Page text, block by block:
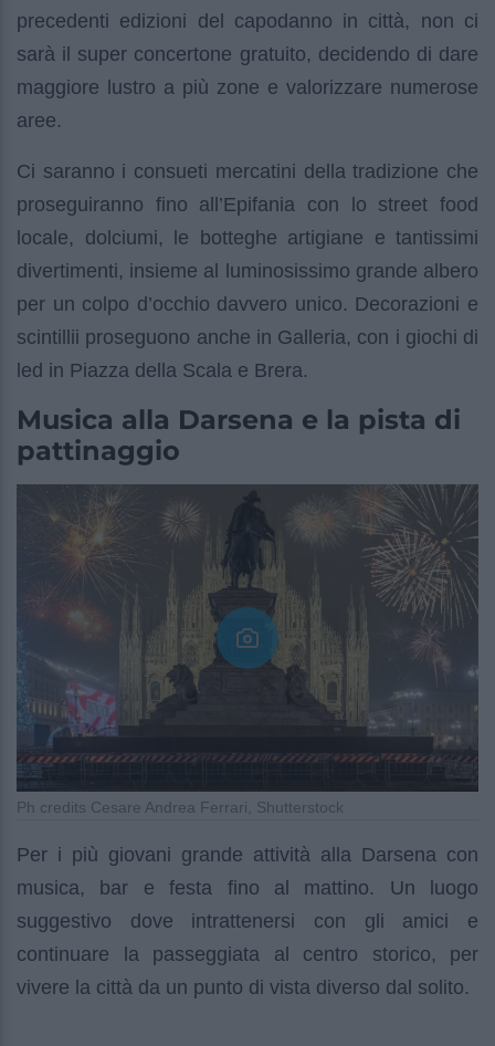
precedenti edizioni del capodanno in città, non ci
sarà il super concertone gratuito, decidendo di dare
maggiore lustro a più zone e valorizzare numerose
aree.
Ci saranno i consueti mercatini della tradizione che
proseguiranno fino all’Epifania con lo street food
locale, dolciumi, le botteghe artigiane e tantissimi
divertimenti, insieme al luminosissimo grande albero
per un colpo d’occhio davvero unico. Decorazioni e
scintillii proseguono anche in Galleria, con i giochi di
led in Piazza della Scala e Brera.
Musica alla Darsena e la pista di
pattinaggio
Ph credits Cesare Andrea Ferrari, Shutterstock
Per i più giovani grande attività alla Darsena con
musica, bar e festa fino al mattino. Un luogo
suggestivo dove intrattenersi con gli amici e
continuare la passeggiata al centro storico, per
vivere la città da un punto di vista diverso dal solito.